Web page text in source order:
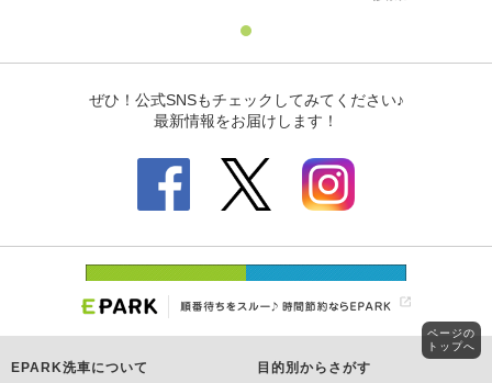
EPARK洗車について 目的別からさがす
ページの
トップへ